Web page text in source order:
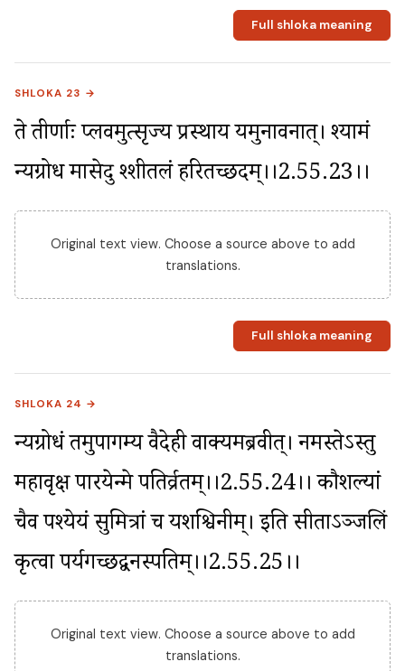
Full shloka meaning
SHLOKA 23 →
ते तीर्णाः प्लवमुत्सृज्य प्रस्थाय यमुनावनात्। श्यामं
न्यग्रोध मासेदु श्शीतलं हरितच्छदम्।।2.55.23।।
Original text view. Choose a source above to add
translations.
Full shloka meaning
SHLOKA 24 →
न्यग्रोधं तमुपागम्य वैदेही वाक्यमब्रवीत्। नमस्तेऽस्तु
महावृक्ष पारयेन्मे पतिर्व्रतम्।।2.55.24।। कौशल्यां
चैव पश्येयं सुमित्रां च यशश्विनीम्। इति सीताऽञ्जलिं
कृत्वा पर्यगच्छद्वनस्पतिम्।।2.55.25।।
Original text view. Choose a source above to add
translations.